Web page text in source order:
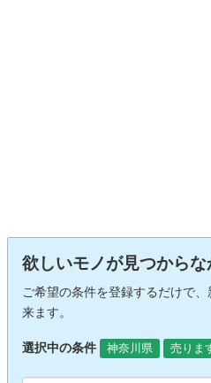
欲しいモノが見つから
ご希望の条件を登録するだけで
来ます。
選択中の条件 神奈川県 売りま